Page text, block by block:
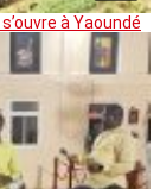
à Yaoundé